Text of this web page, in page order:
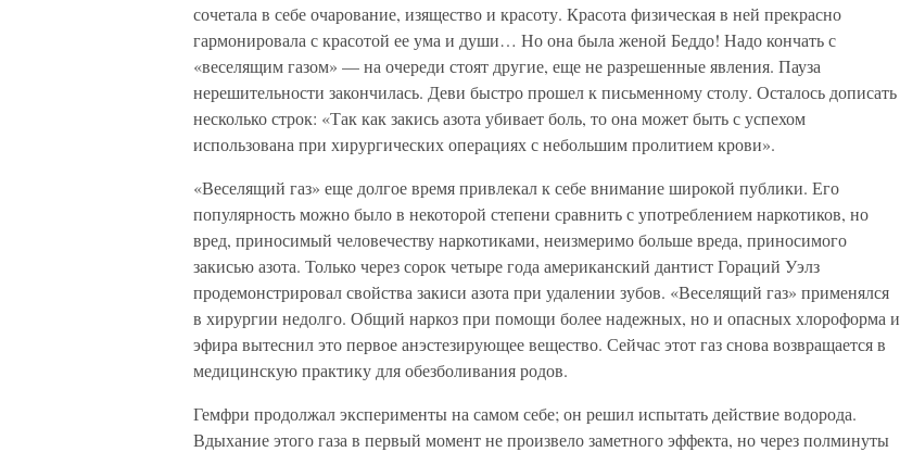
сочетала в себе очарование, изящество и красоту. Красота физическая в ней прекрасно
гармонировала с красотой ее ума и души… Но она была женой Беддо! Надо кончать с
«веселящим газом» — на очереди стоят другие, еще не разрешенные явления. Пауза
нерешительности закончилась. Деви быстро прошел к письменному столу. Осталось дописать
несколько строк: «Так как закись азота убивает боль, то она может быть с успехом
использована при хирургических операциях с небольшим пролитием крови».
«Веселящий газ» еще долгое время привлекал к себе внимание широкой публики. Его
популярность можно было в некоторой степени сравнить с употреблением наркотиков, но
вред, приносимый человечеству наркотиками, неизмеримо больше вреда, приносимого
закисью азота. Только через сорок четыре года американский дантист Гораций Уэлз
продемонстрировал свойства закиси азота при удалении зубов. «Веселящий газ» применялся
в хирургии недолго. Общий наркоз при помощи более надежных, но и опасных хлороформа и
эфира вытеснил это первое анэстезирующее вещество. Сейчас этот газ снова возвращается в
медицинскую практику для обезболивания родов.
Гемфри продолжал эксперименты на самом себе; он решил испытать действие водорода.
Вдыхание этого газа в первый момент не произвело заметного эффекта, но через полминуты